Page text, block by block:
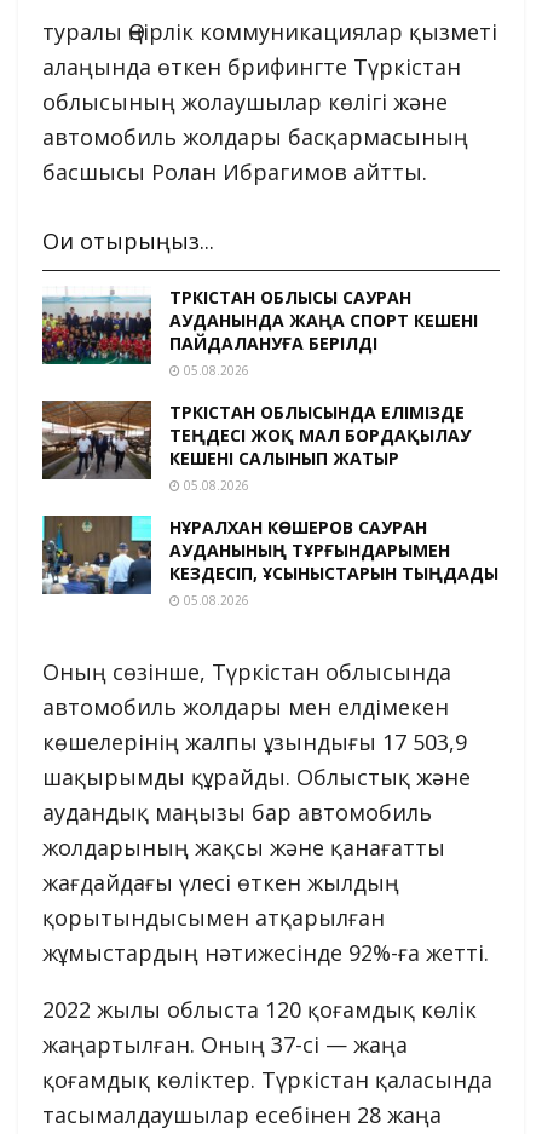
туралы Өңірлік коммуникациялар қызметі
алаңында өткен брифингте Түркістан
облысының жолаушылар көлігі және
автомобиль жолдары басқармасының
басшысы Ролан Ибрагимов айтты.
Оқи отырыңыз...
ТҮРКІСТАН ОБЛЫСЫ САУРАН
АУДАНЫНДА ЖАҢА СПОРТ КЕШЕНІ
ПАЙДАЛАНУҒА БЕРІЛДІ
05.08.2026
ТҮРКІСТАН ОБЛЫСЫНДА ЕЛІМІЗДЕ
ТЕҢДЕСІ ЖОҚ МАЛ БОРДАҚЫЛАУ
КЕШЕНІ САЛЫНЫП ЖАТЫР
05.08.2026
НҰРАЛХАН КӨШЕРОВ САУРАН
АУДАНЫНЫҢ ТҰРҒЫНДАРЫМЕН
КЕЗДЕСІП, ҰСЫНЫСТАРЫН ТЫҢДАДЫ
05.08.2026
Оның сөзінше, Түркістан облысында
автомобиль жолдары мен елдімекен
көшелерінің жалпы ұзындығы 17 503,9
шақырымды құрайды. Облыстық және
аудандық маңызы бар автомобиль
жолдарының жақсы және қанағатты
жағдайдағы үлесі өткен жылдың
қорытындысымен атқарылған
жұмыстардың нәтижесінде 92%-ға жетті.
2022 жылы облыста 120 қоғамдық көлік
жаңартылған. Оның 37-сі — жаңа
қоғамдық көліктер. Түркістан қаласында
тасымалдаушылар есебінен 28 жаңа